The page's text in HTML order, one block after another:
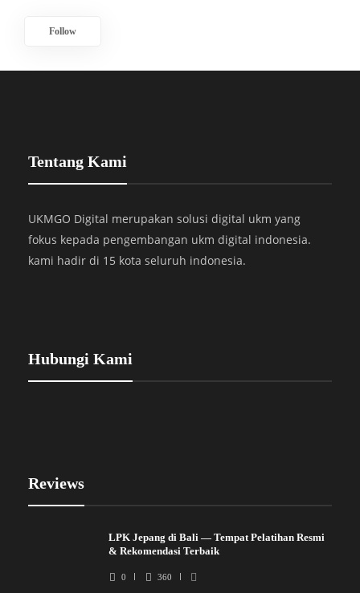
Follow
Tentang Kami
UKMGO Digital merupakan solusi digital ukm yang
fokus kepada pengembangan ukm digital indonesia.
kami hadir di 15 kota seluruh indonesia.
Hubungi Kami
Reviews
LPK Jepang di Bali — Tempat Pelatihan Resmi
& Rekomendasi Terbaik
0 360